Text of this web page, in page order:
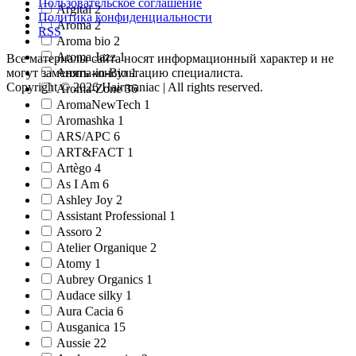
Argital 2
Aroma 2
Aroma bio 2
Aroma Jazz 1
Aroma-in-Bio 1
Aroma-Zone 36
AromaNewTech 1
Aromashka 1
ARS/АРС 6
ART&FACT 1
Artègo 4
As I Am 6
Ashley Joy 2
Assistant Professional 1
Assoro 2
Atelier Organique 2
Atomy 1
Aubrey Organics 1
Audace silky 1
Aura Cacia 6
Ausganica 15
Aussie 22
Пользовательское соглашение
Политика конфиденциальности
RSS
Все материалы сайта носят информационный характер и не
могут заменять консультацию специалиста.
Copyright © 2026 Hairmaniac | All rights reserved.